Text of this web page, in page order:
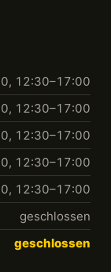
12:30–17:00
12:30–17:00
12:30–17:00
12:30–17:00
12:30–17:00
geschlossen
geschlossen